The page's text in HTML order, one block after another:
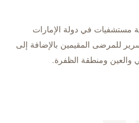
مستشفيات في دولة الإمارات
المتحدة مع أكثر من 900 سرير للمرضى المقيمين بالإضافة إلى